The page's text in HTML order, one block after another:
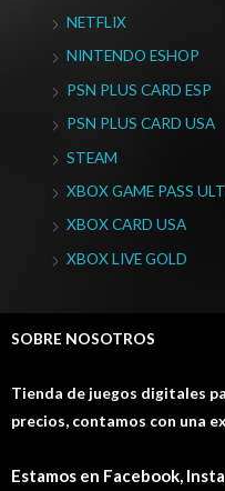
NETFLIX
NINTENDO ESHOP
PSN PLUS CARD ESP
PSN PLUS CARD USA
STEAM
XBOX GAME PASS
XBOX CARD USA
XBOX LIVE GOLD
SOBRE NOSOTROS
Tienda de juegos digitales
precios, contamos con una
Estamos en Facebook,